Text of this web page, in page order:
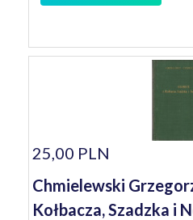
25,00 PLN
Chmielewski
Kołbacza, Szadzka i